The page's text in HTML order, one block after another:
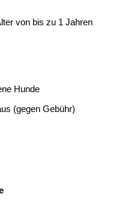
von bis zu 1 Jahren
Hunde
(gegen Gebühr)